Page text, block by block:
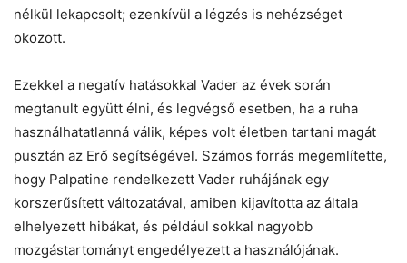
nélkül lekapcsolt; ezenkívül a légzés is nehézséget
okozott.
Ezekkel a negatív hatásokkal Vader az évek során
megtanult együtt élni, és legvégső esetben, ha a ruha
használhatatlanná válik, képes volt életben tartani magát
pusztán az Erő segítségével. Számos forrás megemlítette,
hogy Palpatine rendelkezett Vader ruhájának egy
korszerűsített változatával, amiben kijavította az általa
elhelyezett hibákat, és például sokkal nagyobb
mozgástartományt engedélyezett a használójának.